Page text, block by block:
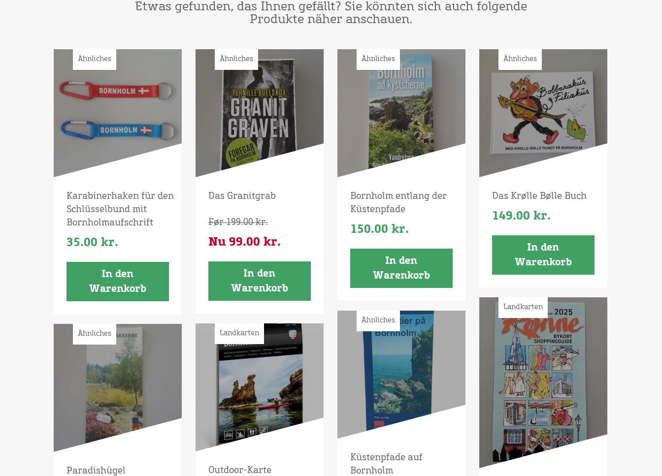
Etwas gefunden, das Ihnen gefällt? Sie könnten sich auch folgende
Produkte näher anschauen.
Ähnliches
Karabinerhaken für den
Schlüsselbund mit
Bornholmaufschrift
35.00 kr.
In den
Warenkorb
Ähnliches
Das Granitgrab
Før199.00kr.
Nu 99.00 kr.
In den
Warenkorb
Ähnliches
Bornholm entlang der
Küstenpfade
150.00 kr.
In den
Warenkorb
Ähnliches
Das Krølle Bølle Buch
149.00 kr.
In den
Warenkorb
Landkarten
Ähnliches
Küstenpfade auf
Bornholm
Landkarten
Outdoor-Karte
Ähnliches
Paradishügel